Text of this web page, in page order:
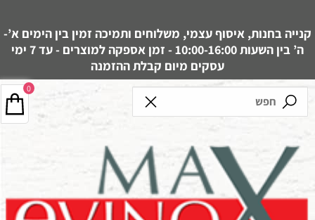
קנייה בחנות, איסוף עצמי, משלוחים ותמיכה זמין בין הימים א’-
ה’ בין השעות 10:00-16:00 - זמן אספקה למוצרים - עד 7 ימי
עסקים מיום קבלת ההזמנה
0